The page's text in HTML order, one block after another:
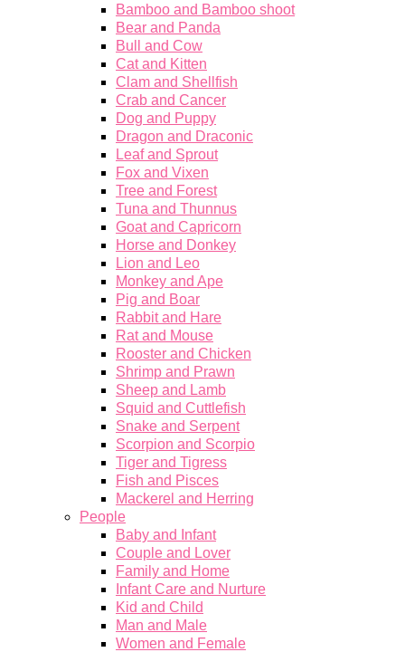
Bamboo and Bamboo shoot
Bear and Panda
Bull and Cow
Cat and Kitten
Clam and Shellfish
Crab and Cancer
Dog and Puppy
Dragon and Draconic
Leaf and Sprout
Fox and Vixen
Tree and Forest
Tuna and Thunnus
Goat and Capricorn
Horse and Donkey
Lion and Leo
Monkey and Ape
Pig and Boar
Rabbit and Hare
Rat and Mouse
Rooster and Chicken
Shrimp and Prawn
Sheep and Lamb
Squid and Cuttlefish
Snake and Serpent
Scorpion and Scorpio
Tiger and Tigress
Fish and Pisces
Mackerel and Herring
People
Baby and Infant
Couple and Lover
Family and Home
Infant Care and Nurture
Kid and Child
Man and Male
Women and Female